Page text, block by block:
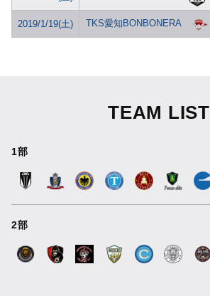
2019/1/19(土) TKS愛知BONBONERA
TEAM LIST
1部
2部